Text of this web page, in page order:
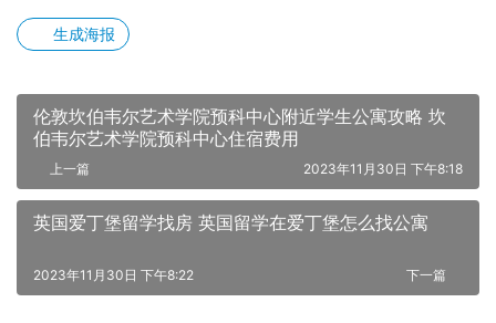
生成海报
伦敦坎伯韦尔艺术学院预科中心附近学生公寓攻略 坎
伯韦尔艺术学院预科中心住宿费用
上一篇 2023年11月30日 下午8:18
英国爱丁堡留学找房 英国留学在爱丁堡怎么找公寓
下一篇
2023年11月30日 下午8:22